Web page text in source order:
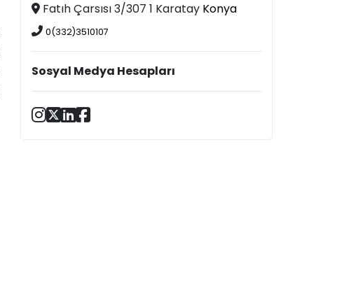
Fatıh Çarsısı 3/307 1 Karatay Konya
0(332)3510107
Sosyal Medya Hesapları